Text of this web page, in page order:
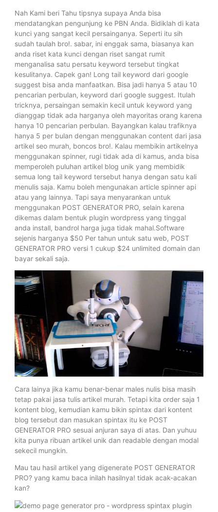
Nah Kami beri Tahu tipsnya supaya Anda bisa
mendatangkan pengunjung ke PBN Anda. Bidiklah di kata
kunci yang sangat kecil persainganya. Seperti itu sih
sudah taulah bro!. sabar, ini enggak sama, biasanya kan
anda riset kata kunci dengan riset sangat rumit
menganalisa satu persatu keyword tersebut tingkat
kesulitanya. Capek gan! Long tail keyword dari google
suggest bisa anda manfaatkan. Bisa jadi hanya 5 atau 10
pencarian perbulan, keyword dari google suggest. Itulah
tricknya, persaingan semakin kecil untuk keyword yang
dianggap tidak ada harganya oleh mayoritas orang karena
hanya 10 pencarian perbulan. Bayangkan kalau trafiknya
hanya 5 per bulan dengan menggunakan content dari jasa
artikel seo murah, boncos bro!. Kalau membikin artikelnya
menggunakan spinner, rugi tidak ada di kamus, anda bisa
memperoleh puluhan artikel blog unik yang membidik
semua long tail keyword tersebut hanya dengan satu kali
menulis saja. Kamu boleh mengunakan article spinner api
atau yang lainnya. Tapi saya menyarankan untuk
menggunakan POST GENERATOR PRO, selain karena
dikemas dalam bentuk plugin wordpress yang tinggal
anda install, bandrol harga juga tidak mahal.Software
sejenis harganya $50 Per tahun untuk satu web, POST
GENERATOR PRO versi 1 cukup $24 unlimited domain dan
bayar sekali saja.
Cara lainya jika kamu benar-benar males nulis bisa masih
tetap pakai jasa tulis artikel murah. Tetapi kita order saja 1
kontent blog, kemudian kamu bikin spintax dari kontent
blog tersebut dan masukan spintax itu ke POST
GENERATOR PRO sesuai anjuran saya di atas. Dan yuhuu
kita punya ribuan artikel unik dan readable dengan modal
sekecil mungkin.
Mau tau hasil artikel yang digenerate POST GENERATOR
PRO? yang kamu baca inilah hasilnya! tidak acak-acakan
kan?